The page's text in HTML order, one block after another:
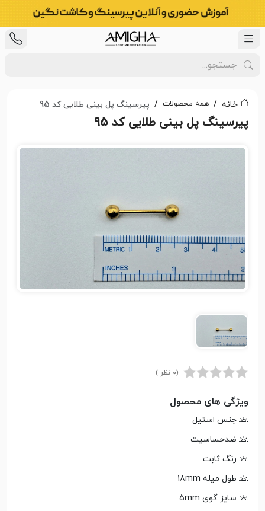
خانه همه محصولات پیرسینگ پل بینی طلایی کد 95
پیرسینگ پل بینی طلایی کد 95
(0 نظر )
ویژگی های محصول
جنس استیل
ضدحساسیت
رنگ ثابت
طول میله 18mm
سایز گوی 5mm